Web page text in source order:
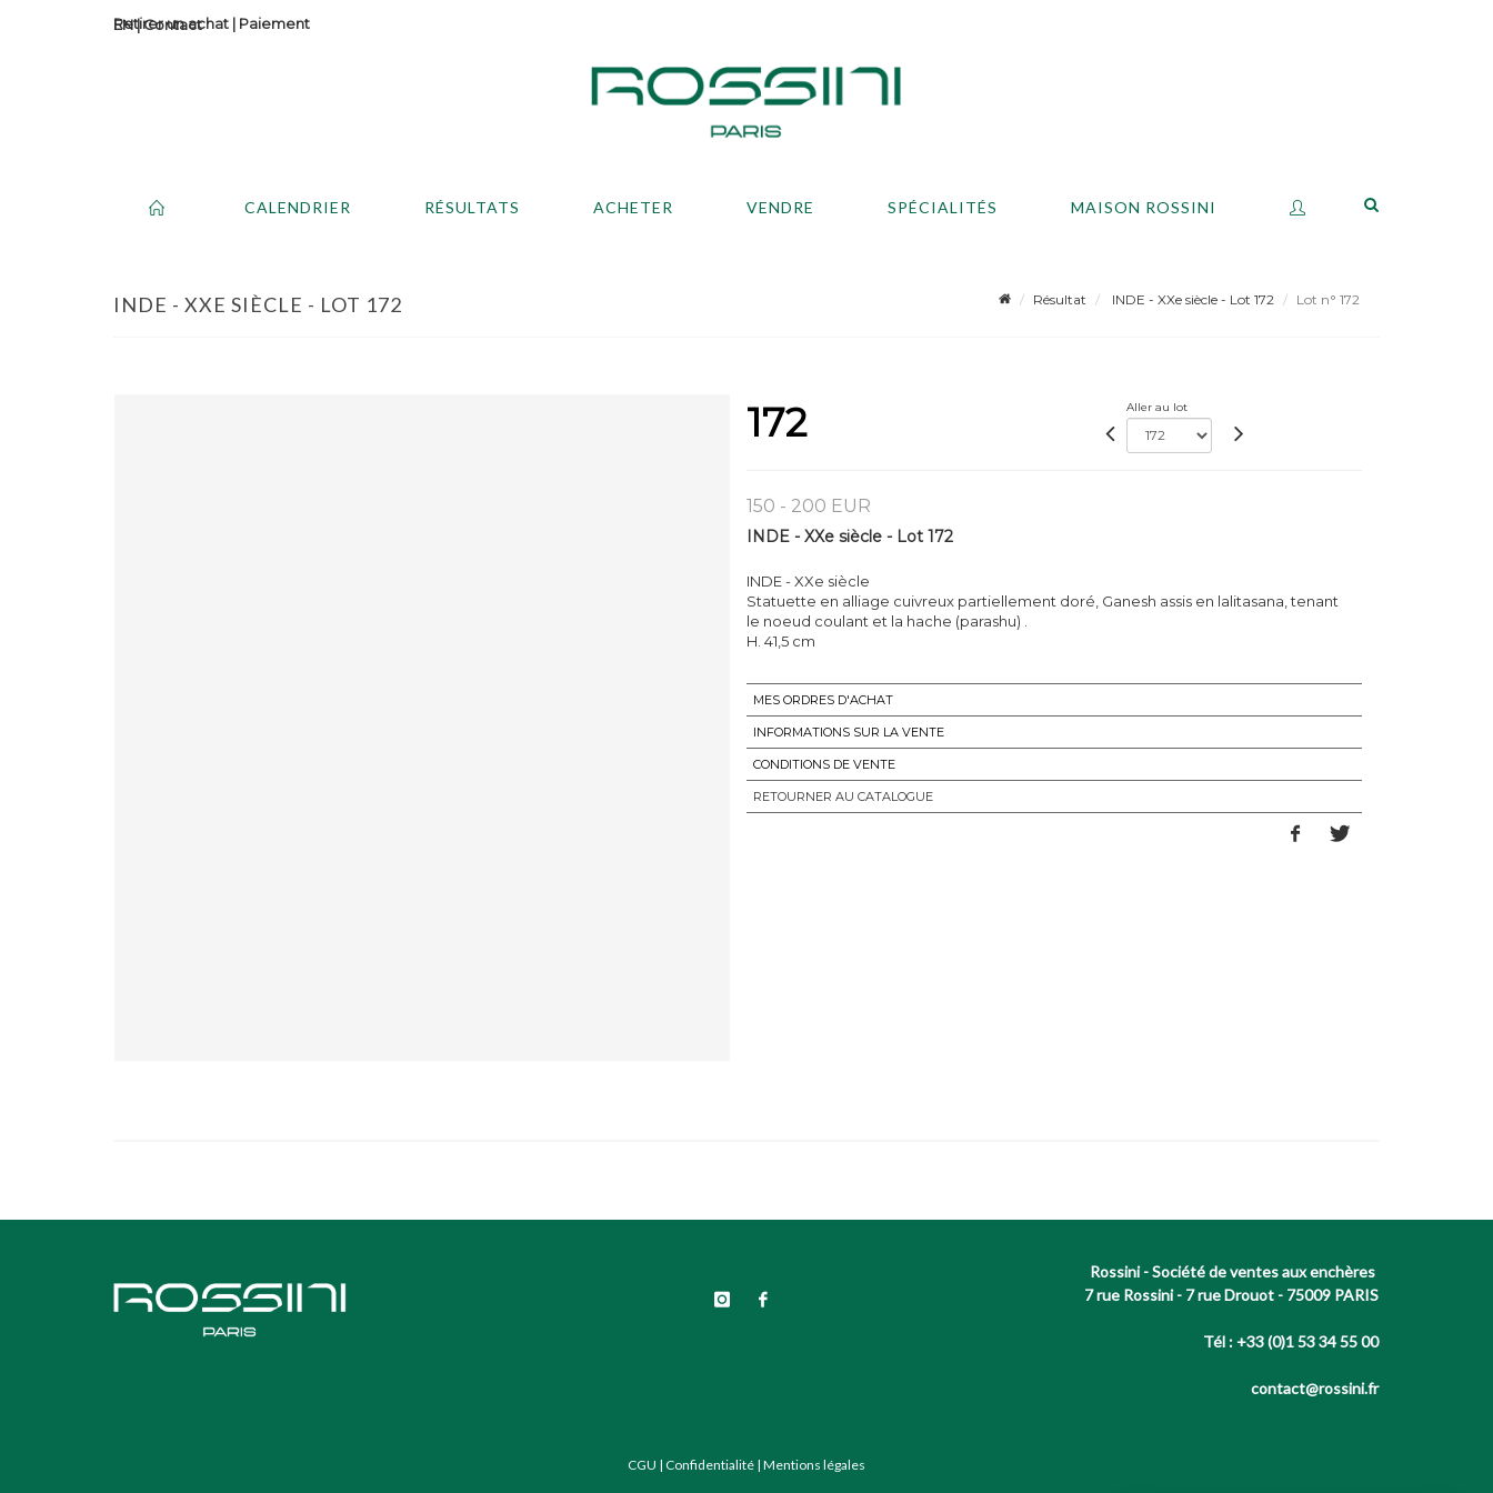
Contact
Retirer un achat | Paiement
CALENDRIER RÉSULTATS ACHETER VENDRE SPÉCIALITÉS MAISON ROSSINI
INDE - XXE SIÈCLE - LOT 172 Résultat INDE - XXe siècle - Lot 172 Lot n° 172
172 Aller au lot
150 - 200 EUR
INDE - XXe siècle - Lot 172
INDE - XXe siècle
Statuette en alliage cuivreux partiellement doré, Ganesh assis en lalitasana, tenant
le noeud coulant et la hache (parashu) .
H. 41,5 cm
MES ORDRES D'ACHAT
INFORMATIONS SUR LA VENTE
CONDITIONS DE VENTE
RETOURNER AU CATALOGUE
Rossini - Société de ventes aux enchères
7 rue Rossini - 7 rue Drouot - 75009 PARIS
Tél : +33 (0)1 53 34 55 00
contact@rossini.fr
CGU | Confidentialité | Mentions légales